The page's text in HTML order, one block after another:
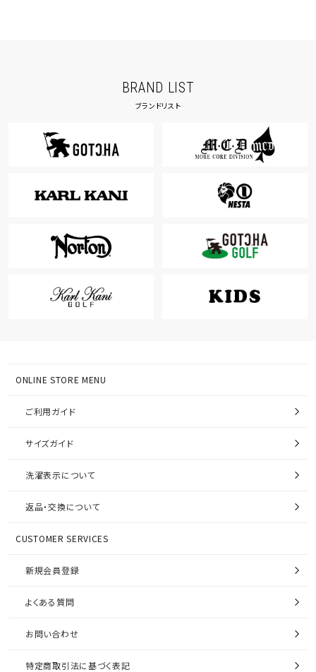
BRAND LIST
ブランドリスト
ONLINE STORE MENU
ご利用ガイド
サイズガイド
洗濯表示について
返品・交換について
CUSTOMER SERVICES
新規会員登録
よくある質問
お問い合わせ
特定商取引法に基づく表記